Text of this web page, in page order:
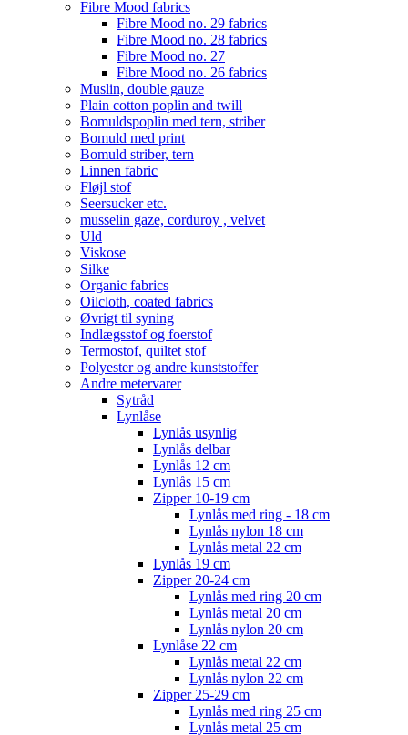
Fibre Mood fabrics
Fibre Mood no. 29 fabrics
Fibre Mood no. 28 fabrics
Fibre Mood no. 27
Fibre Mood no. 26 fabrics
Muslin, double gauze
Plain cotton poplin and twill
Bomuldspoplin med tern, striber
Bomuld med print
Bomuld striber, tern
Linnen fabric
Fløjl stof
Seersucker etc.
musselin gaze, corduroy , velvet
Uld
Viskose
Silke
Organic fabrics
Oilcloth, coated fabrics
Øvrigt til syning
Indlægsstof og foerstof
Termostof, quiltet stof
Polyester og andre kunststoffer
Andre metervarer
Sytråd
Lynlåse
Lynlås usynlig
Lynlås delbar
Lynlås 12 cm
Lynlås 15 cm
Zipper 10-19 cm
Lynlås med ring - 18 cm
Lynlås nylon 18 cm
Lynlås metal 22 cm
Lynlås 19 cm
Zipper 20-24 cm
Lynlås med ring 20 cm
Lynlås metal 20 cm
Lynlås nylon 20 cm
Lynlåse 22 cm
Lynlås metal 22 cm
Lynlås nylon 22 cm
Zipper 25-29 cm
Lynlås med ring 25 cm
Lynlås metal 25 cm